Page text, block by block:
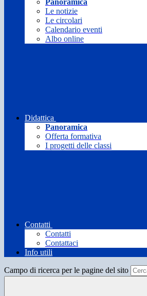
Panoramica
Le notizie
Le circolari
Calendario eventi
Albo online
Didattica
Panoramica
Offerta formativa
I progetti delle classi
Contatti
Contatti
Contattaci
Info utili
Campo di ricerca per le pagine del sito